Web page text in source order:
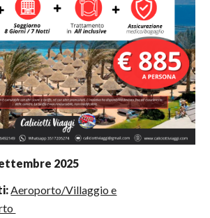
2025
Aeroporto/Villaggio e